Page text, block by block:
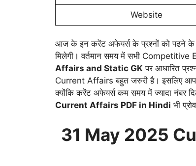
Website
आज के इन करेंट अफेयर्स के प्रश्नों को पढने के
मिलेगी। वर्तमान समय में सभी Competitive
Affairs and Static GK पर आधारित
Current Affairs बहुत जरुरी है। इसलिए
क्योंकि करेंट अफेयर्स कम समय में ज्यादा नंबर
Current Affairs PDF in Hindi भी
31 May 2025